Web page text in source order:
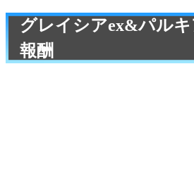
グレイシアex&パル
報酬